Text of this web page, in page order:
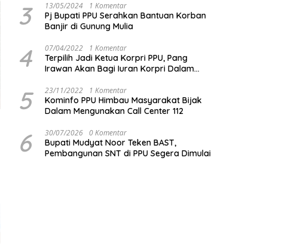
3 13/05/2024 1 Komentar
Pj Bupati PPU Serahkan Bantuan Korban
Banjir di Gunung Mulia
4 07/04/2022 1 Komentar
Terpilih Jadi Ketua Korpri PPU, Pang
Irawan Akan Bagi Iuran Korpri Dalam
5 23/11/2022 1 Komentar
Kominfo PPU Himbau Masyarakat Bijak
Dalam Mengunakan Call Center 112
6 30/07/2026 0 Komentar
Bupati Mudyat Noor Teken BAST,
Pembangunan SNT di PPU Segera Dimulai